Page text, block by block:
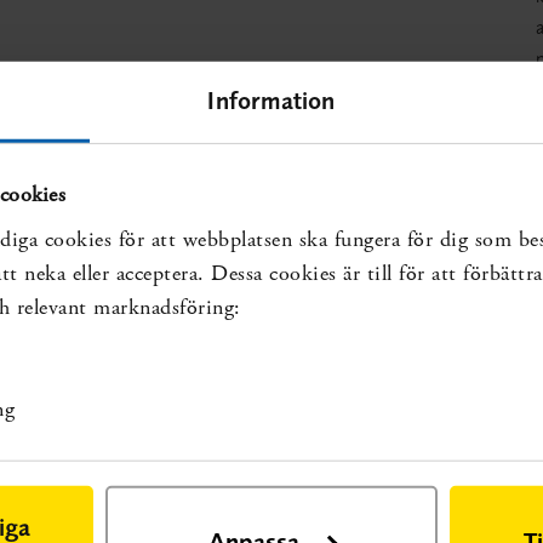
Information
cookies för att webbplatsen ska fungera för dig som
neka eller acceptera. Dessa cookies är till för att
marknadsföring:
på kunskapsluckan:
för arbetsmetoder och insatser. Stockholm: Statens
SBU Kartlägger, rapport nr 305.